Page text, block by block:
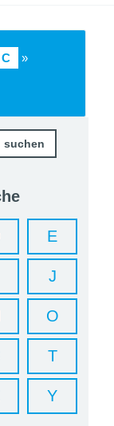
C »
E
J
O
T
Y